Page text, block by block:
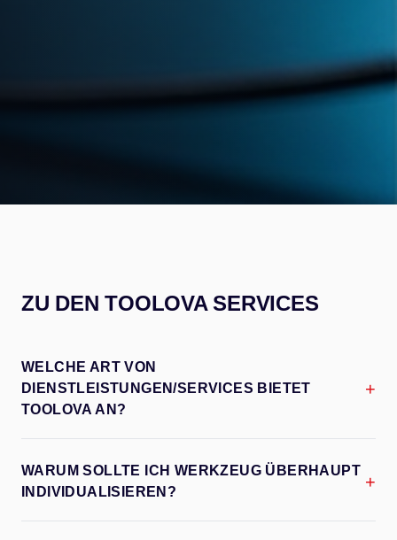
ZU DEN TOOLOVA SERVICES
WELCHE ART VON
DIENSTLEISTUNGEN/SERVICES BIETET
TOOLOVA AN?
+
WARUM SOLLTE ICH WERKZEUG ÜBERHAUPT
INDIVIDUALISIEREN?
+